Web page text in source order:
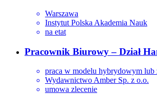
Warszawa
Instytut Polska Akademia Nauk
na etat
Pracownik Biurowy – Dział
praca w modelu hybrydowym lub
Wydawnictwo Amber Sp. z o.o.
umowa zlecenie